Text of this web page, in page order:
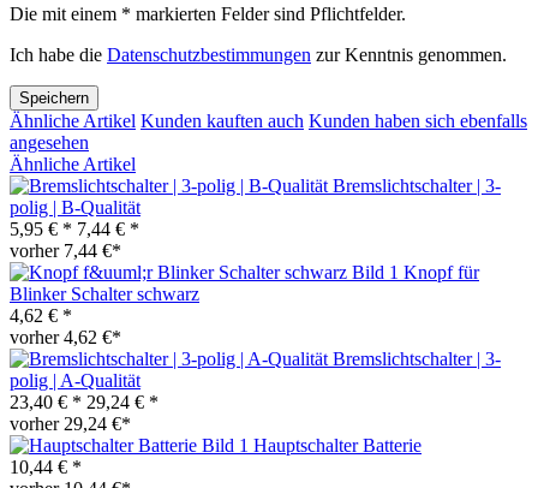
Die mit einem * markierten Felder sind Pflichtfelder.
Ich habe die Datenschutzbestimmungen zur Kenntnis genommen.
Speichern
Ähnliche Artikel Kunden kauften auch Kunden haben sich ebenfalls
angesehen
Ähnliche Artikel
Bremslichtschalter | 3-
polig | B-Qualität
5,95 € * 7,44 € *
vorher 7,44 €*
Knopf für
Blinker Schalter schwarz
4,62 € *
vorher 4,62 €*
Bremslichtschalter | 3-
polig | A-Qualität
23,40 € * 29,24 € *
vorher 29,24 €*
Hauptschalter Batterie
10,44 € *